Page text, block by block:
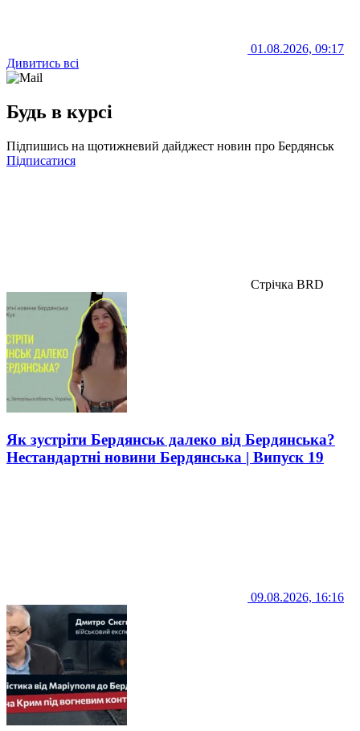
01.08.2026, 09:17
Дивитись всі
Будь в курсі
Підпишись на щотижневий дайджест новин про Бердянськ
Підписатися
Стрічка BRD
Як зустріти Бердянськ далеко від Бердянська?
Нестандартні новини Бердянська | Випуск 19
09.08.2026, 16:16